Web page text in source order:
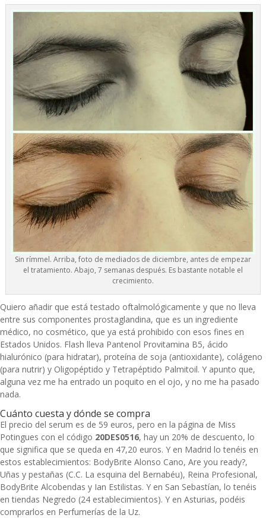
Sin rímmel. Arriba, foto de mediados de diciembre, antes de empezar
el tratamiento. Abajo, 7 semanas después. Es bastante notable el
crecimiento.
Quiero añadir que está testado oftalmológicamente y que no lleva
entre sus componentes prostaglandina, que es un ingrediente
médico, no cosmético, que ya está prohibido con esos fines en
Estados Unidos. Flash lleva Pantenol Provitamina B5, ácido
hialurónico (para hidratar), proteína de soja (antioxidante), colágeno
(para nutrir) y Oligopéptido y Tetrapéptido Palmitoil. Y apunto que,
alguna vez me ha entrado un poquito en el ojo, y no me ha pasado
nada.
Cuánto cuesta y dónde se compra
El precio del serum es de 59 euros, pero en la página de Miss
Potingues con el código 20DES0516, hay un 20% de descuento, lo
que significa que se queda en 47,20 euros. Y en Madrid lo tenéis en
estos establecimientos: BodyBrite Alonso Cano, Are you ready?,
Uñas y pestañas (C.C. La esquina del Bernabéu), Reina Profesional,
BodyBrite Alcobendas y Ian Estilistas. Y en San Sebastían, lo tenéis
en tiendas Negredo (24 establecimientos). Y en Asturias, podéis
comprarlos en Perfumerías de la Uz.